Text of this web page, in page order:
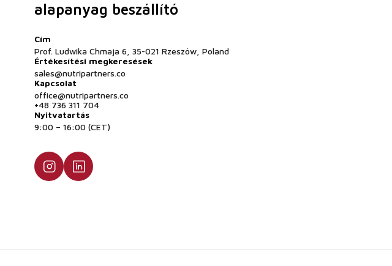
alapanyag beszállító
Cím
Prof. Ludwika Chmaja 6, 35-021 Rzeszów, Poland
Értékesítési megkeresések
sales@nutripartners.co
Kapcsolat
office@nutripartners.co
+48 736 311 704
Nyitvatartás
9:00 – 16:00 (CET)